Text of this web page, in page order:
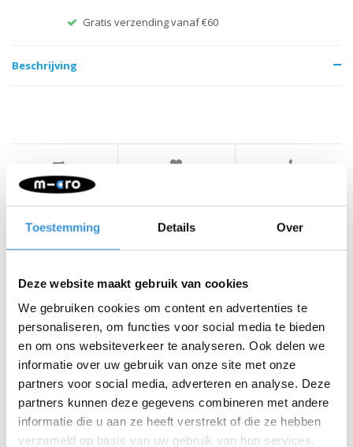
Toestemming Details Over
Deze website maakt gebruik van cookies
We gebruiken cookies om content en advertenties te
personaliseren, om functies voor social media te bieden
en om ons websiteverkeer te analyseren. Ook delen we
informatie over uw gebruik van onze site met onze
partners voor social media, adverteren en analyse. Deze
partners kunnen deze gegevens combineren met andere
informatie die u aan ze heeft verstrekt of die ze hebben
verzameld op basis van uw gebruik van hun services.
Gratis verzending vanaf €60
Beschrijving
Iets extra's erbij?